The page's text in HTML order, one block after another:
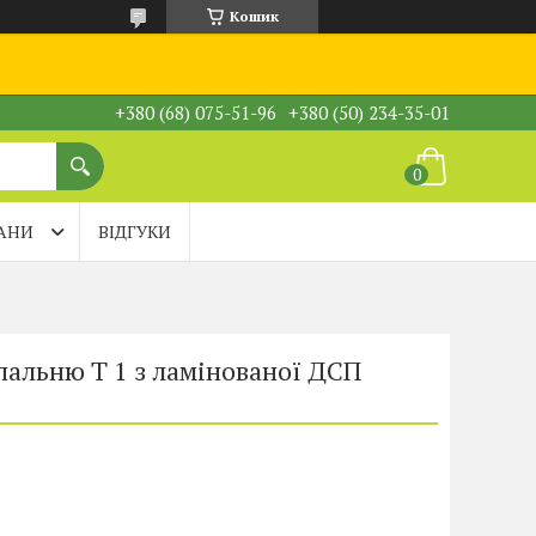
Кошик
+380 (68) 075-51-96 +380 (50) 234-35-01
ВІДГУКИ
Т 1 з ламінованої ДСП